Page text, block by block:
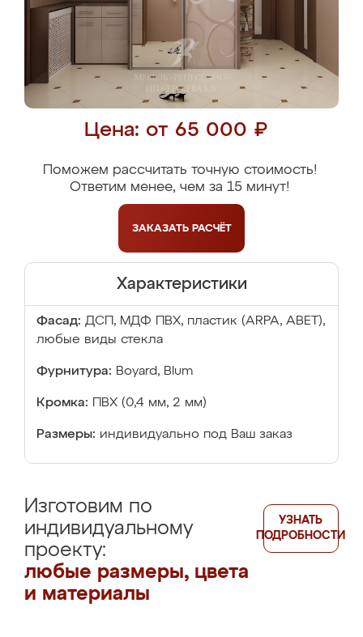
Цена: от 65 000 ₽
Поможем рассчитать точную стоимость!
Ответим менее, чем за 15 минут!
ЗАКАЗАТЬ РАСЧЁТ
Характеристики
Фасад: ДСП, МДФ ПВХ, пластик (ARPA, ABET),
любые виды стекла
Фурнитура: Boyard, Blum
Кромка: ПВХ (0,4 мм, 2 мм)
Размеры: индивидуально под Ваш заказ
Изготовим по
индивидуальному
проекту:
любые размеры, цвета
и материалы
УЗНАТЬ
ПОДРОБНОСТИ